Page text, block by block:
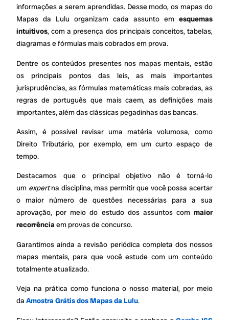
informações a serem aprendidas. Desse modo, os mapas do
Mapas da Lulu organizam cada assunto em esquemas
intuitivos, com a presença dos principais conceitos, tabelas,
diagramas e fórmulas mais cobrados em prova.
Dentre os conteúdos presentes nos mapas mentais, estão
os principais pontos das leis, as mais importantes
jurisprudências, as fórmulas matemáticas mais cobradas, as
regras de português que mais caem, as definições mais
importantes, além das clássicas pegadinhas das bancas.
Assim, é possível revisar uma matéria volumosa, como
Direito Tributário, por exemplo, em um curto espaço de
tempo.
Destacamos que o principal objetivo não é torná-lo
um expertna disciplina, mas permitir que você possa acertar
o maior número de questões necessárias para a sua
aprovação, por meio do estudo dos assuntos com maior
recorrênciaem provas de concurso.
Garantimos ainda a revisão periódica completa dos nossos
mapas mentais, para que você estude com um conteúdo
totalmente atualizado.
Veja na prática como funciona o nosso material, por meio
daAmostra Grátis dos Mapas da Lulu.